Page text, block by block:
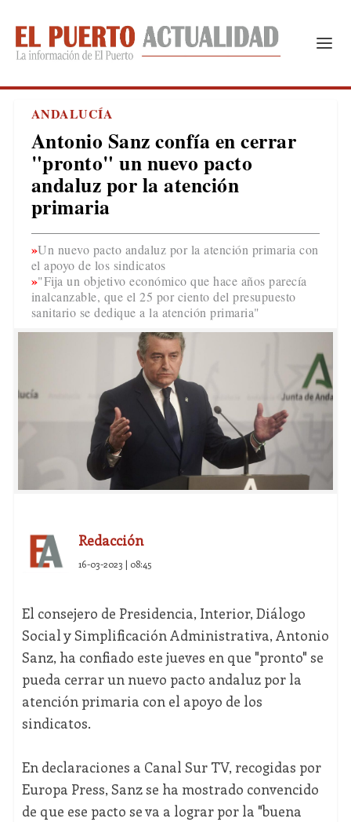
ANDALUCÍA
Antonio Sanz confía en cerrar
"pronto" un nuevo pacto
andaluz por la atención
primaria
Un nuevo pacto andaluz por la atención primaria con
el apoyo de los sindicatos
"Fija un objetivo económico que hace años parecía
inalcanzable, que el 25 por ciento del presupuesto
sanitario se dedique a la atención primaria"
Redacción
16-03-2023 | 08:45
El consejero de Presidencia, Interior, Diálogo
Social y Simplificación Administrativa, Antonio
Sanz, ha confiado este jueves en que "pronto" se
pueda cerrar un nuevo pacto andaluz por la
atención primaria con el apoyo de los
sindicatos.
En declaraciones a Canal Sur TV, recogidas por
Europa Press, Sanz se ha mostrado convencido
de que ese pacto se va a lograr por la "buena